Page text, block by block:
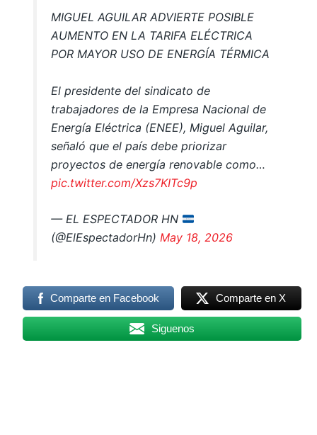
MIGUEL AGUILAR ADVIERTE POSIBLE
AUMENTO EN LA TARIFA ELÉCTRICA
POR MAYOR USO DE ENERGÍA TÉRMICA
El presidente del sindicato de
trabajadores de la Empresa Nacional de
Energía Eléctrica (ENEE), Miguel Aguilar,
señaló que el país debe priorizar
proyectos de energía renovable como…
pic.twitter.com/Xzs7KITc9p
— EL ESPECTADOR HN
(@ElEspectadorHn) May 18, 2026
Comparte en Facebook Comparte en X
Siguenos